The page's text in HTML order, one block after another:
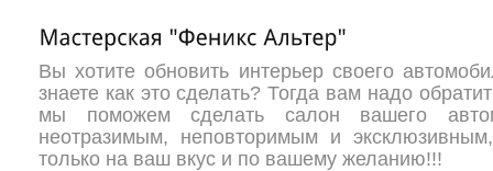
Вы хотите обновить интерьер своего
знаете как это сделать? Тогда вам надо
мы поможем сделать салон вашего
неотразимым, неповторимым и
только на ваш вкус и по вашему желанию!!!